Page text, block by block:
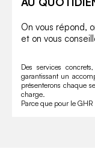
et on vous
garantissant un
présenterons chaque
charge.
Parce que pour le GHR